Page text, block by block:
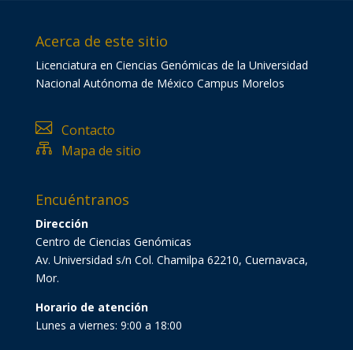
Acerca de este sitio
Licenciatura en Ciencias Genómicas de la Universidad
Nacional Autónoma de México Campus Morelos
 Contacto
 Mapa de sitio
Encuéntranos
Dirección
Centro de Ciencias Genómicas
Av. Universidad s/n Col. Chamilpa 62210, Cuernavaca,
Mor.
Horario de atención
Lunes a viernes: 9:00 a 18:00